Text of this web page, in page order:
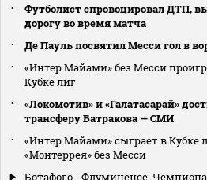
Футболист спровоцировал ДТП,
дорогу во время матча
Де Пауль посвятил Месси гол в
«Интер Майами» без Месси
Кубке лиг
«Локомотив» и «Галатасарай»
трансферу Батракова — СМИ
«Интер Майами» сыграет в Кубке
«Монтеррея» без Месси
Ботафого - Флуминенсе.